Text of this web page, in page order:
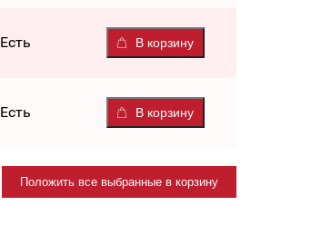
Есть В корзину
Есть В корзину
Положить все выбранные в корзину